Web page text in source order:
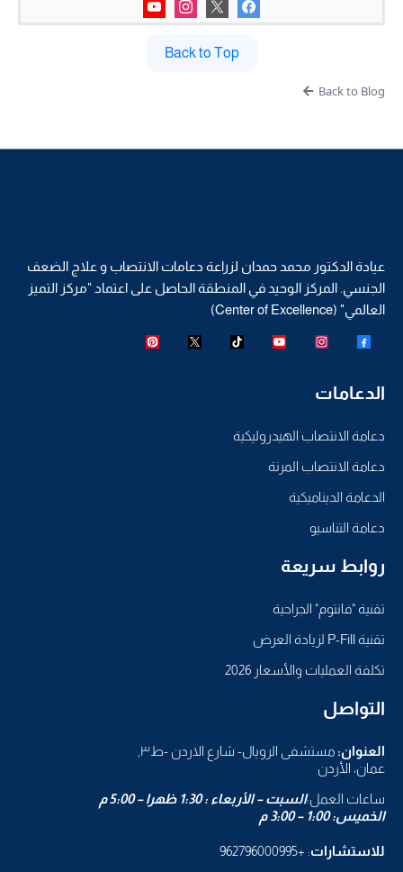
Back to Top
Back to Blog
عيادة الدكتور محمد حمدان لزراعة دعامات الانتصاب و علاج الضعف
الجنسي. المركز الوحيد في المنطقة الحاصل على اعتماد "مركز التميز
العالمي" (Center of Excellence)
الدعامات
دعامة الانتصاب الهيدروليكية
دعامة الانتصاب المرنة
الدعامة الديناميكية
دعامة التناسيو
روابط سريعة
تقنية "فانتوم" الجراحية
تقنية P-Fill لزيادة العرض
تكلفة العمليات والأسعار 2026
التواصل
العنوان: مستشفى الرويال- شارع الاردن -ط٣,
عمان، الأردن
ساعات العمل:السبت – الأربعاء : 1:30 ظهرا – 5:00 م
الخميس: 1:00 – 3:00 م
للاستشارات: +962796000995